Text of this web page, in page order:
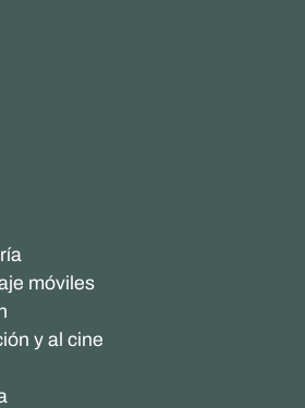
móviles
y al cine